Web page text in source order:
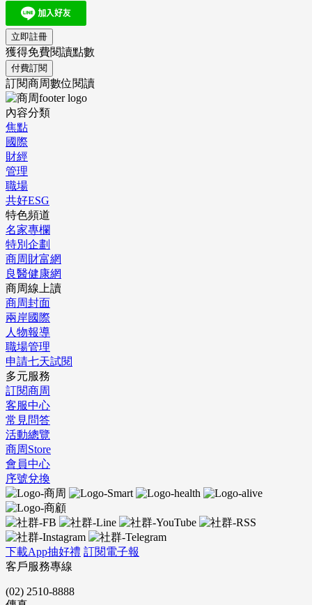
立即註冊
獲得免費閱讀點數
付費訂閱
訂閱商周數位閱讀
內容分類
焦點
國際
財經
管理
職場
共好ESG
特色頻道
名家專欄
特別企劃
商周財富網
良醫健康網
商周線上讀
商周封面
兩岸國際
人物報導
職場管理
申請七天試閱
多元服務
訂閱商周
客服中心
常見問答
活動總覽
商周Store
會員中心
序號兌換
下載App抽好禮 訂閱電子報
客戶服務專線
(02) 2510-8888